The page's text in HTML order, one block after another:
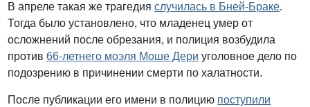
В апреле такая же трагедияслучилась в Бней-Браке.
Тогда было установлено, что младенец умер от
осложнений после обрезания, и полиция возбудила
против66-летнего моэля Моше Дери уголовное дело по
подозрению в причинении смерти по халатности.
После публикации его имени в полицию поступили